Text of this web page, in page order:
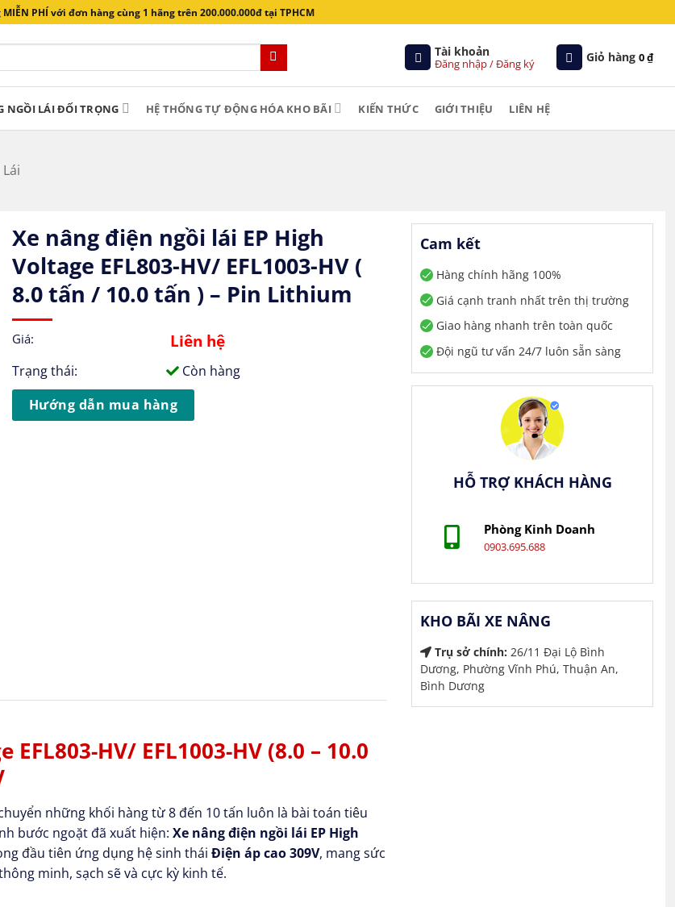
MIỄN PHÍ với đơn hàng cùng 1 hãng trên 200.000.000đ tại TPHCM
Tài khoản
Đăng nhập / Đăng ký Giỏ hàng 0₫
NGỒI LÁI ĐỐI TRỌNG HỆ THỐNG TỰ ĐỘNG HÓA KHO BÃI KIẾN THỨC GIỚI THIỆU LIÊN HỆ
Xe nâng điện ngồi lái EP High
Voltage EFL803-HV/ EFL1003-HV (
8.0 tấn / 10.0 tấn ) – Pin Lithium
Giá: Liên hệ
Trạng thái:
Còn hàng
Hướng dẫn mua hàng
HV/ EFL1003-HV (8.0 – 10.0
những khối hàng từ 8 đến 10 tấn luôn là bài toán tiêu
bước ngoặt đã xuất hiện: Xe nâng điện ngồi lái EP High
đầu tiên ứng dụng hệ sinh thái Điện áp cao 309V, mang sức
minh, sạch sẽ và cực kỳ kinh tế.
Cam kết
Hàng chính hãng 100%
Giá cạnh tranh nhất trên thị trường
Giao hàng nhanh trên toàn quốc
Đội ngũ tư vấn 24/7 luôn sẵn sàng
HỖ TRỢ KHÁCH HÀNG
Phòng Kinh Doanh
0903.695.688
KHO BÃI XE NÂNG
Trụ sở chính: 26/11 Đại Lộ Bình
Dương, Phường Vĩnh Phú, Thuận An,
Bình Dương